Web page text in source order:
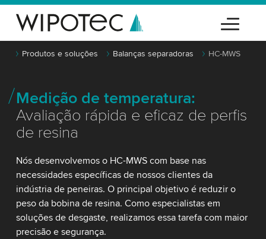
Produtos e soluções Balanças separadoras HC-MWS
Medição de temperatura:
Avaliação rápida e eficaz de perfis
de resina
Nós desenvolvemos o HC-MWS com base nas
necessidades específicas de nossos clientes da
indústria de peneiras. O principal objetivo é reduzir o
peso da bobina de resina. Como especialistas em
soluções de desgaste, realizamos essa tarefa com maior
precisão e segurança.